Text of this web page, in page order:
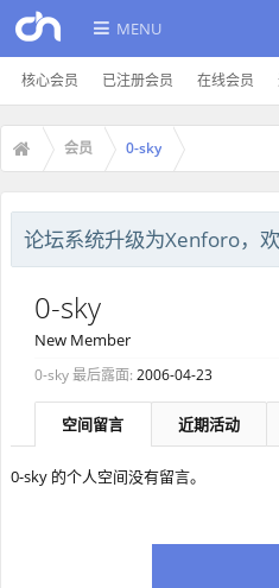
MENU
核心会员 已注册会员 在线会员
会员 0-sky
论坛系统升级为Xenforo，欢
0-sky
New Member
0-sky 最后露面: 2006-04-23
空间留言 近期活动
0-sky 的个人空间没有留言。